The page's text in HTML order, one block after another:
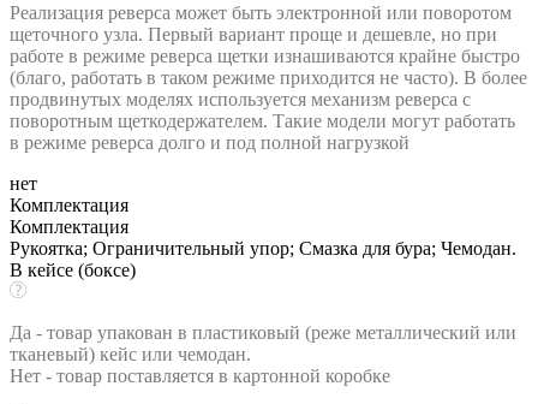
Реализация реверса может быть электронной или поворотом
щеточного узла. Первый вариант проще и дешевле, но при
работе в режиме реверса щетки изнашиваются крайне быстро
(благо, работать в таком режиме приходится не часто). В более
продвинутых моделях используется механизм реверса с
поворотным щеткодержателем. Такие модели могут работать
в режиме реверса долго и под полной нагрузкой
нет
Комплектация
Комплектация
Рукоятка; Ограничительный упор; Смазка для бура; Чемодан.
В кейсе (боксе)
Да - товар упакован в пластиковый (реже металлический или
тканевый) кейс или чемодан.
Нет - товар поставляется в картонной коробке